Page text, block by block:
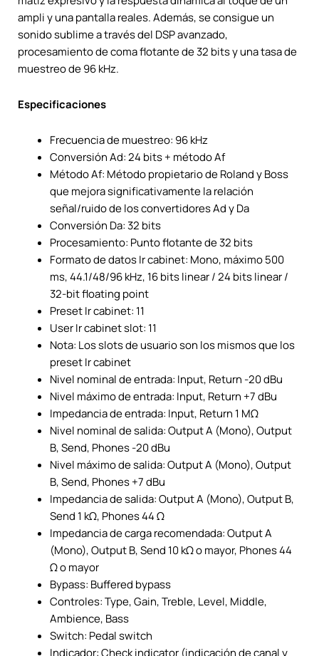
ampli y una pantalla reales. Además, se consigue un
sonido sublime a través del DSP avanzado,
procesamiento de coma flotante de 32 bits y una tasa de
muestreo de 96 kHz.
Especificaciones
Frecuencia de muestreo: 96 kHz
Conversión Ad: 24 bits + método Af
Método Af: Método propietario de Roland y Boss
que mejora significativamente la relación
señal/ruido de los convertidores Ad y Da
Conversión Da: 32 bits
Procesamiento: Punto flotante de 32 bits
Formato de datos Ir cabinet: Mono, máximo 500
ms, 44.1/48/96 kHz, 16 bits linear / 24 bits linear /
32-bit floating point
Preset Ir cabinet: 11
User Ir cabinet slot: 11
Nota: Los slots de usuario son los mismos que los
preset Ir cabinet
Nivel nominal de entrada: Input, Return -20 dBu
Nivel máximo de entrada: Input, Return +7 dBu
Impedancia de entrada: Input, Return 1 MΩ
Nivel nominal de salida: Output A (Mono), Output
B, Send, Phones -20 dBu
Nivel máximo de salida: Output A (Mono), Output
B, Send, Phones +7 dBu
Impedancia de salida: Output A (Mono), Output B,
Send 1 kΩ, Phones 44 Ω
Impedancia de carga recomendada: Output A
(Mono), Output B, Send 10 kΩ o mayor, Phones 44
Ω o mayor
Bypass: Buffered bypass
Controles: Type, Gain, Treble, Level, Middle,
Ambience, Bass
Switch: Pedal switch
Indicador: Check indicator (indicación de canal y